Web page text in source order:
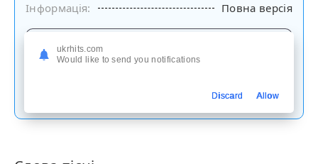
Інформація:
Повна версія
Слухати
на сайті
ukrhits.com
Would like to send you notifications
Discard Allow